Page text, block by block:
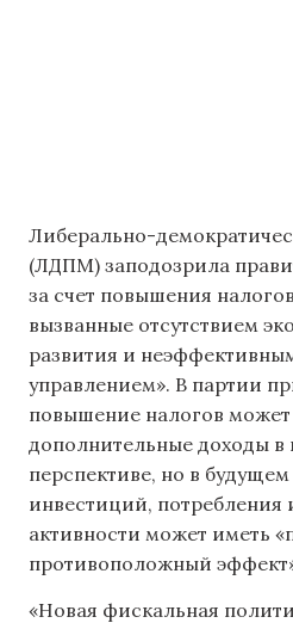
Либерально-
(ЛДПМ) заподозрила
за счет повышения
вызванные отсутствием
развития и
управлением». В партии
повышение налогов
дополнительные доходы в
перспективе, но в
инвестиций, потребления
активности может иметь
противоположный
«Новая фискальная